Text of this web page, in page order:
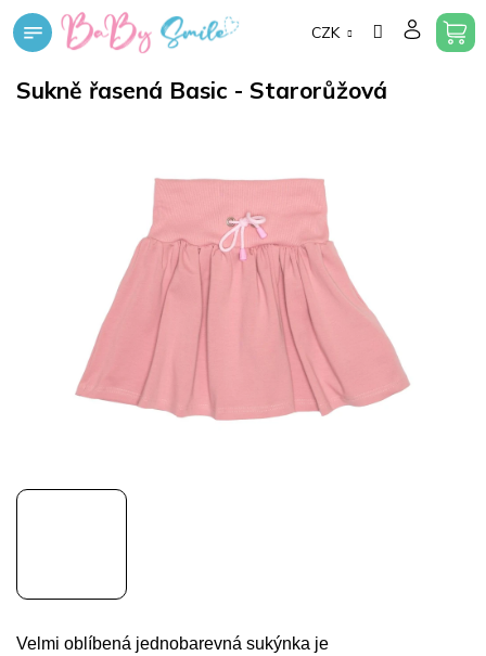
Přejít
na
CZK
Sukně řasená Basic - Starorůžová
Velmi oblíbená jednobarevná sukýnka je